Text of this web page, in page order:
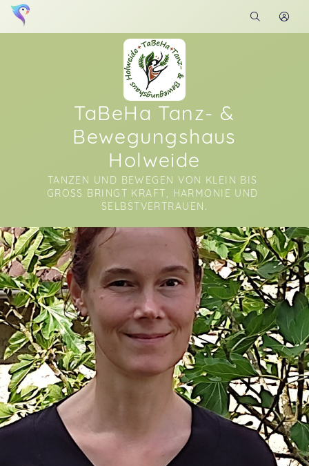
TaBeHa Tanz- &
Bewegungshaus
Holweide
TANZEN UND BEWEGEN VON KLEIN BIS
GROSS BRINGT KRAFT, HARMONIE UND S
ELBSTVERTRAUEN.
Soon you will learn more about me here...